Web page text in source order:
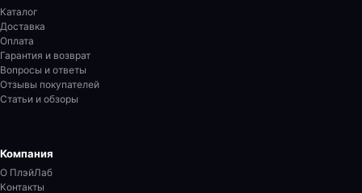
Каталог
Доставка
Оплата
Гарантия и возврат
Вопросы и ответы
Отзывы покупателей
Статьи и обзоры
Компания
О ПлэйЛаб
Контакты